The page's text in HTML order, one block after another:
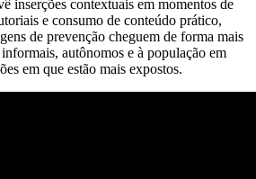
inserções contextuais em momentos de
e consumo de conteúdo prático,
de prevenção cheguem de forma mais
autônomos e à população em
em que estão mais expostos.